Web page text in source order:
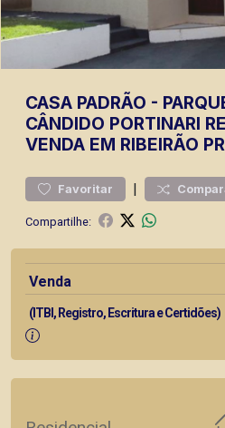
CASA PADRÃO -
CÂNDIDO PORTINARI
VENDA EM RIBEIRÃO
Favoritar |
Compartilhe:
Venda
(ITBI, Registro, Escritura e Certidões)